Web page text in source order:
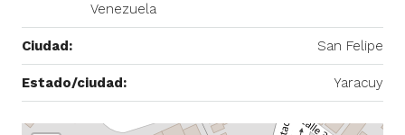
Venezuela
Ciudad: San Felipe
Estado/ciudad: Yaracuy